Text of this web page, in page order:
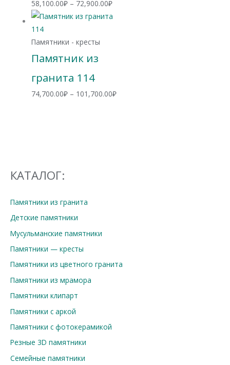
58,100.00₽ – 72,900.00₽Диапазон
цен:
Памятники - кресты
Памятник из
гранита 114
74,700.00₽ – 101,700.00₽Диапазон
КАТАЛОГ:
Памятники из гранита
Детские памятники
Мусульманские памятники
Памятники — кресты
Памятники из цветного гранита
Памятники из мрамора
Памятники клипарт
Памятники с аркой
Памятники с фотокерамикой
Резные 3D памятники
Семейные памятники